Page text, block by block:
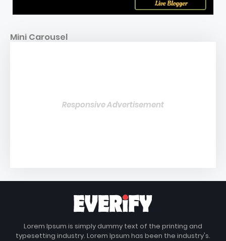
Mini Carousel
Responsive Advertisement
Lorem Ipsum is simply dummy text of the printing and
typesetting industry. Lorem Ipsum has been the industry's.